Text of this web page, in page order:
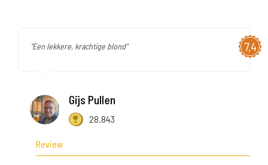
7,4
"Een lekkere, krachtige blond"
Gijs Pullen
28.843
Review